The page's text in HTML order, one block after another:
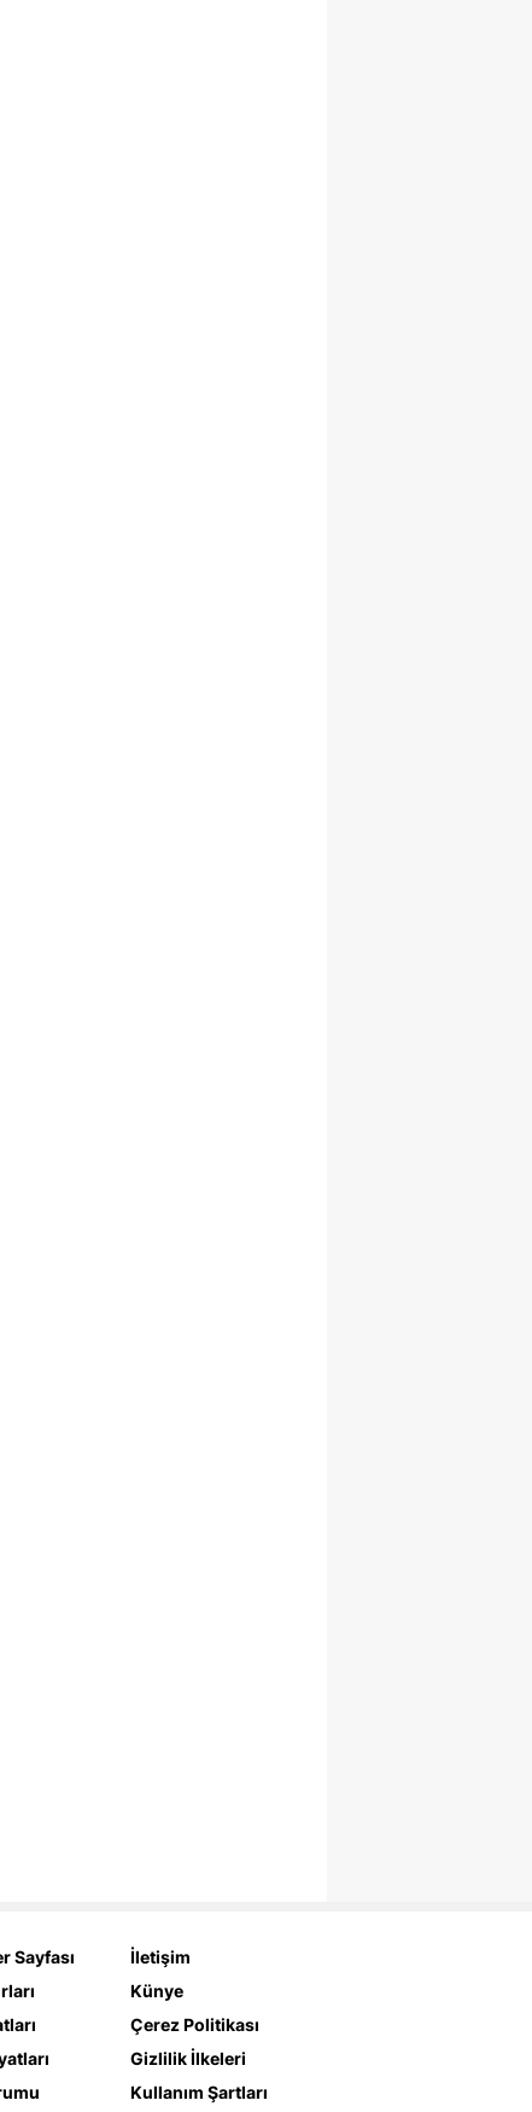
Sayfası
İletişim
Künye
Çerez Politikası
Gizlilik İlkeleri
Kullanım Şartları